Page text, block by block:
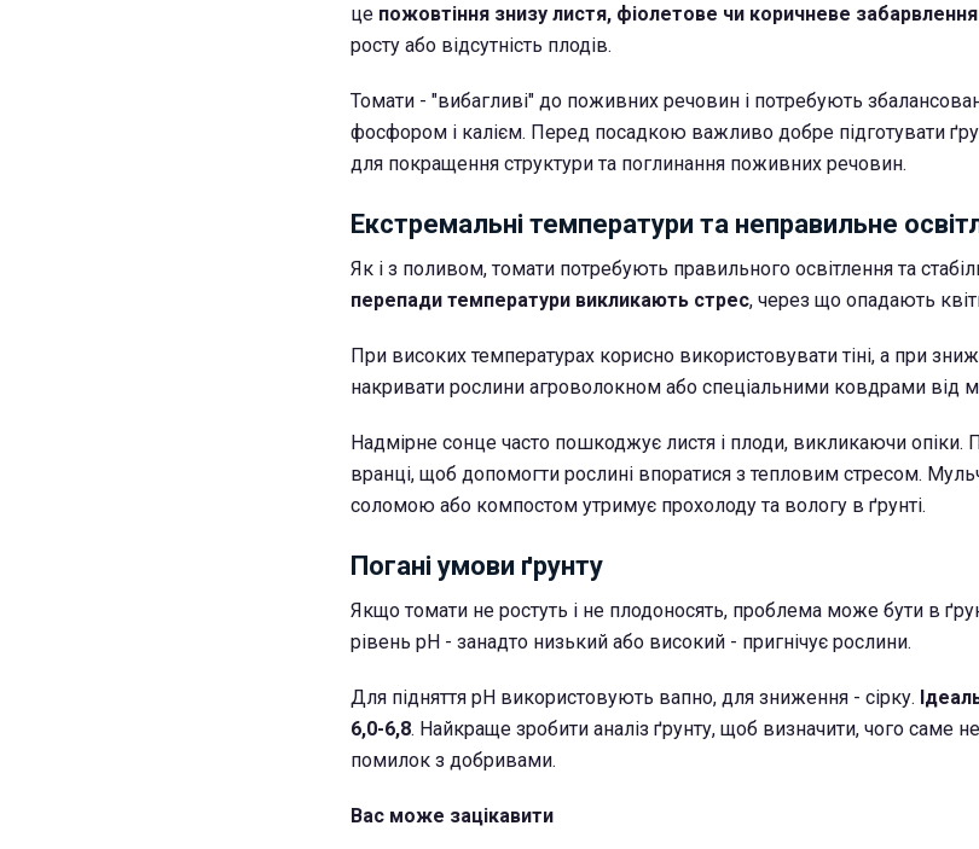
це пожовтіння знизу листя, фіолетове чи коричневе забарвлення
росту або відсутність плодів.
Томати - "вибагливі" до поживних речовин і потребують
фосфором і калієм. Перед посадкою важливо добре підготувати
для покращення структури та поглинання поживних речовин.
Екстремальні температури та неправильне
Як і з поливом, томати потребують правильного освітлення та
перепади температури викликають стрес, через що опадають
При високих температурах корисно використовувати тіні, а при
накривати рослини агроволокном або спеціальними ковдрами від
Надмірне сонце часто пошкоджує листя і плоди, викликаючи опіки.
вранці, щоб допомогти рослині впоратися з тепловим стресом.
соломою або компостом утримує прохолоду та вологу в ґрунті.
Погані умови ґрунту
Якщо томати не ростуть і не плодоносять, проблема може бути в
рівень pH - занадто низький або високий - пригнічує рослини.
Для підняття pH використовують вапно, для зниження - сірку.
6,0-6,8. Найкраще зробити аналіз ґрунту, щоб визначити, чого саме
помилок з добривами.
Вас може зацікавити